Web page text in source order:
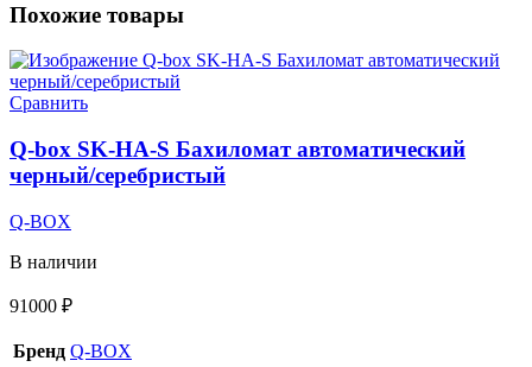
Похожие товары
Сравнить
Q-box SK-HA-S Бахиломат автоматический
черный/серебристый
Q-BOX
В наличии
91000 ₽
Бренд Q-BOX